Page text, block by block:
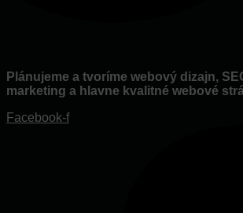
Plánujeme a tvoríme webový dizajn,
marketing a hlavne kvalitné webové
Facebook-f